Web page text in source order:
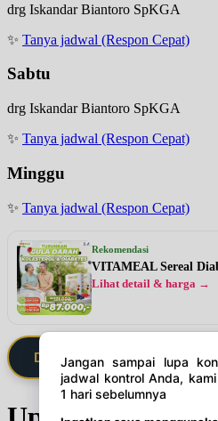
drg Iskandar Biantoro SpKGA
✨ Tanya jadwal (Respon Cepat)
Sabtu
drg Iskandar Biantoro SpKGA
✨ Tanya jadwal (Respon Cepat)
Minggu
✨ Tanya jadwal (Respon Cepat)
Rekomendasi
VITAMEAL Sereal
Lihat detail & harga →
Daftarkan Saya via Member